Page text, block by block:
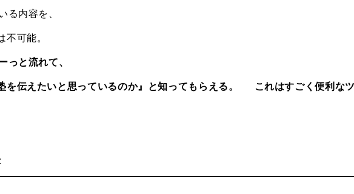
る内容を、
可能。
と流れて、
を伝えたいと思っているのか』と知ってもらえる。 これはすごく便利なツ